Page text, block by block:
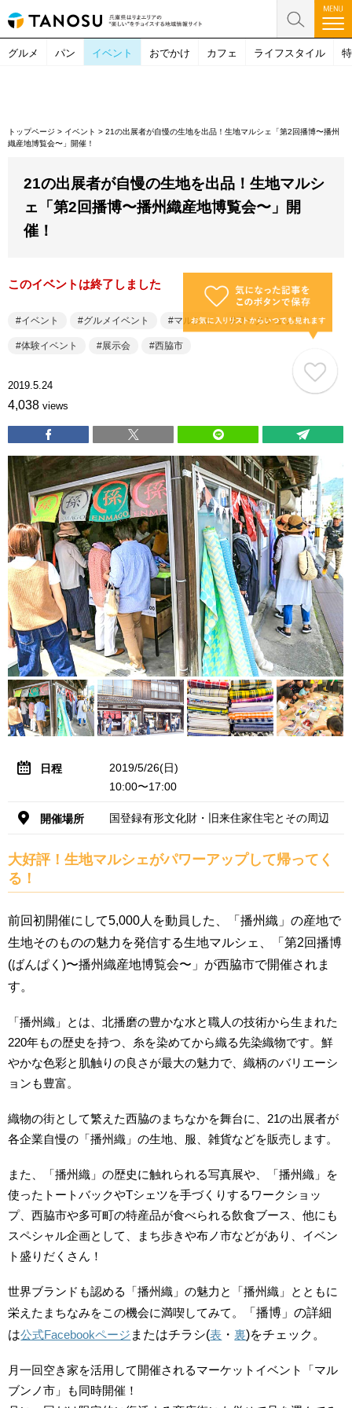
グルメ パン イベント おでかけ カフェ ライフスタイル
トップページ > イベント >21の出展者が自慢の生地を出品！生地マルシェ「第2回播博〜播州
織産地博覧会〜」開催！
21の出展者が自慢の生地を出品！生地マルシ
ェ「第2回播博〜播州織産地博覧会〜」開
催！
このイベントは終了しました
イベント グルメイベント マルシェ ワークショップ
体験イベント 展示会 西脇市
2019.5.24
4,038 views
日程
2019/5/26(日)
10:00〜17:00
開催場所 国登録有形文化財・旧来住家住宅とその周辺
大好評！生地マルシェがパワーアップして帰ってく
る！
前回初開催にして5,000人を動員した、「播州織」の産地で
生地そのものの魅力を発信する生地マルシェ、「第2回播博
(ばんぱく)〜播州織産地博覧会〜」が西脇市で開催されま
す。
「播州織」とは、北播磨の豊かな水と職人の技術から生まれた
220年もの歴史を持つ、糸を染めてから織る先染織物です。鮮
やかな色彩と肌触りの良さが最大の魅力で、織柄のバリエーシ
ョンも豊富。
織物の街として繁えた西脇のまちなかを舞台に、21の出展者が
各企業自慢の「播州織」の生地、服、雑貨などを販売します。
また、「播州織」の歴史に触れられる写真展や、「播州織」を
使ったトートバックやTシェツを手づくりするワークショッ
プ、西脇市や多可町の特産品が食べられる飲食ブース、他にも
スペシャル企画として、まち歩きや布ノ市などがあり、イベン
ト盛りだくさん！
世界ブランドも認める「播州織」の魅力と「播州織」とともに
栄えたまちなみをこの機会に満喫してみて。
「播博」の詳細
は公式Facebookページ またはチラシ(表 ・裏)をチェック。
月一回空き家を活用して開催されるマーケットイベント「マル
ブンノ市」も同時開催！